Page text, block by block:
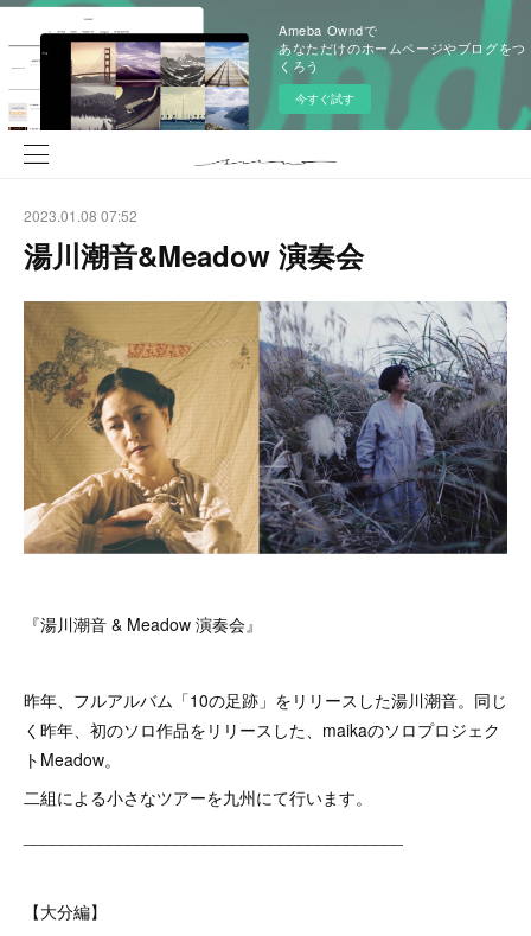
Ameba Owndで
あなただけのホームページやブログをつ
くろう
今すぐ試す
2023.01.08 07:52
湯川潮音&Meadow 演奏会
『湯川潮音 & Meadow 演奏会』
昨年、フルアルバム「10の足跡」をリリースした湯川潮音。同じ
く昨年、初のソロ作品をリリースした、maikaのソロプロジェク
トMeadow。
二組による小さなツアーを九州にて行います。
【大分編】